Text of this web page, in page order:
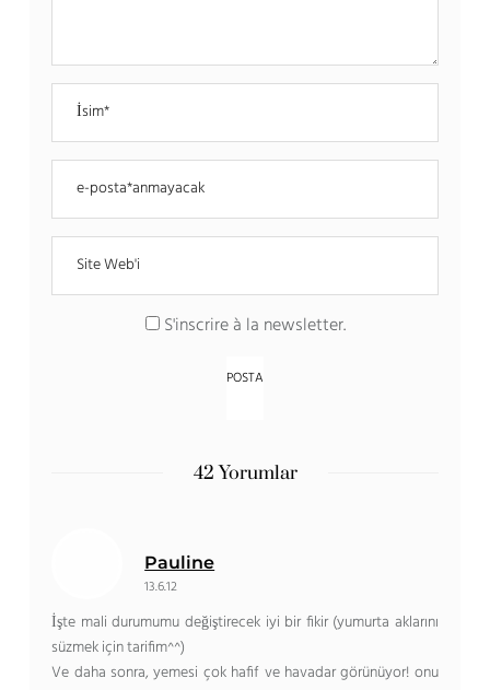
S'inscrire à la newsletter.
42 Yorumlar
Pauline
13.6.12
İşte mali durumumu değiştirecek iyi bir fikir (yumurta aklarını
süzmek için tarifim^^)
Ve daha sonra, yemesi çok hafif ve havadar görünüyor! onu